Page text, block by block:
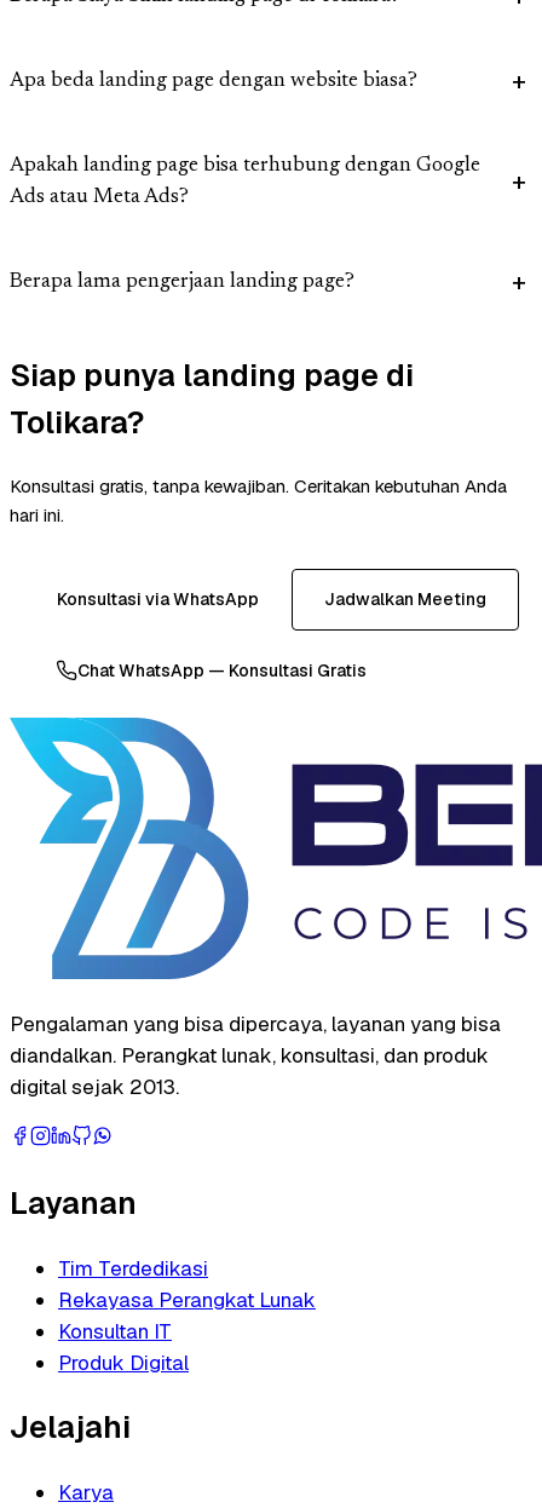
Apa beda landing page dengan website biasa?
Apakah landing page bisa terhubung dengan Google
Ads atau Meta Ads?
Berapa lama pengerjaan landing page?
Siap punya landing page di
Tolikara?
Konsultasi gratis, tanpa kewajiban. Ceritakan kebutuhan Anda
hari ini.
Konsultasi via WhatsApp Jadwalkan Meeting
Chat WhatsApp — Konsultasi Gratis
Pengalaman yang bisa dipercaya, layanan yang bisa
diandalkan. Perangkat lunak, konsultasi, dan produk
digital sejak 2013.
Layanan
Tim Terdedikasi
Rekayasa Perangkat Lunak
Konsultan IT
Produk Digital
Jelajahi
Karya